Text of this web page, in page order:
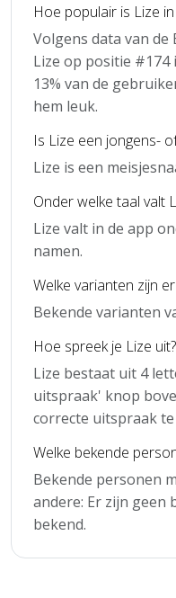
Hoe populair is Lize
Volgens data van de
Lize op positie
13% van de
hem leuk.
Is Lize een jongens-
Lize is een
Onder welke taal valt
Lize valt in de app
namen.
Welke varianten zijn
Bekende varianten
Hoe spreek je Lize uit?
Lize bestaat uit 4
uitspraak' knop
correcte uitspraak
Welke bekende
Bekende personen
andere: Er zijn geen
bekend.